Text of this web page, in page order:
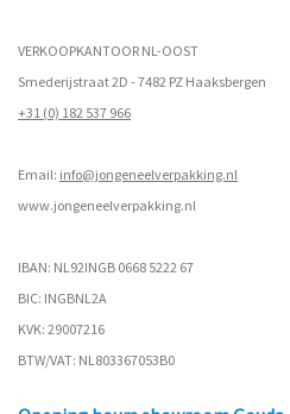
VERKOOPKANTOOR NL-OOST
Smederijstraat 2D - 7482 PZ Haaksbergen
+31 (0) 182 537 966
Email: info@jongeneelverpakking.nl
www.jongeneelverpakking.nl
IBAN: NL92INGB 0668 5222 67
BIC: INGBNL2A
KVK: 29007216
BTW/VAT: NL803367053B0